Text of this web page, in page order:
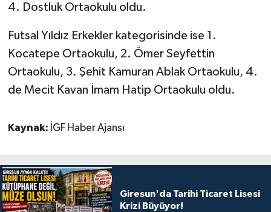
4. Dostluk Ortaokulu oldu.
Futsal Yıldız Erkekler kategorisinde ise 1.
Kocatepe Ortaokulu, 2. Ömer Seyfettin
Ortaokulu, 3. Şehit Kamuran Ablak Ortaokulu, 4.
de Mecit Kavan İmam Hatip Ortaokulu oldu.
Kaynak: İGF Haber Ajansı
Giresun'da Tarihi Ticaret Lisesi
Krizi Büyüyor!